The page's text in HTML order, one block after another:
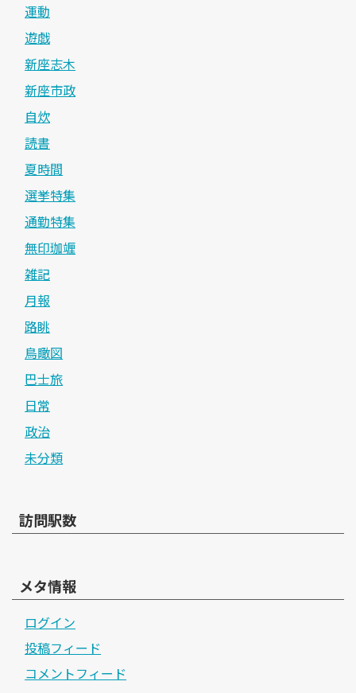
運動
遊戯
新座志木
新座市政
自炊
読書
夏時間
選挙特集
通勤特集
無印珈竰
雑記
月報
路眺
鳥瞰図
巴士旅
日常
政治
未分類
訪問駅数
メタ情報
ログイン
投稿フィード
コメントフィード